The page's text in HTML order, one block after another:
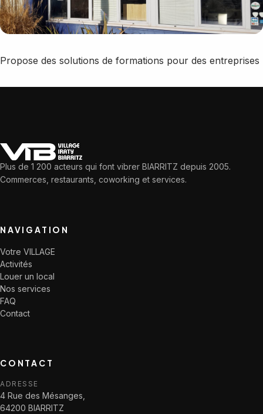
Propose des solutions de formations pour des entreprises
Plus de 1 200 acteurs qui font vibrer BIARRITZ depuis 2005.
Commerces, restaurants, coworking et services.
NAVIGATION
Votre VILLAGE
Activités
Louer un local
Nos services
FAQ
Contact
CONTACT
ADRESSE
4 Rue des Mésanges,
64200 BIARRITZ